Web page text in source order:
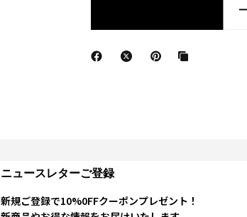
ニュースレターご登録
新規ご登録で10%0FFクーポンプレゼント！